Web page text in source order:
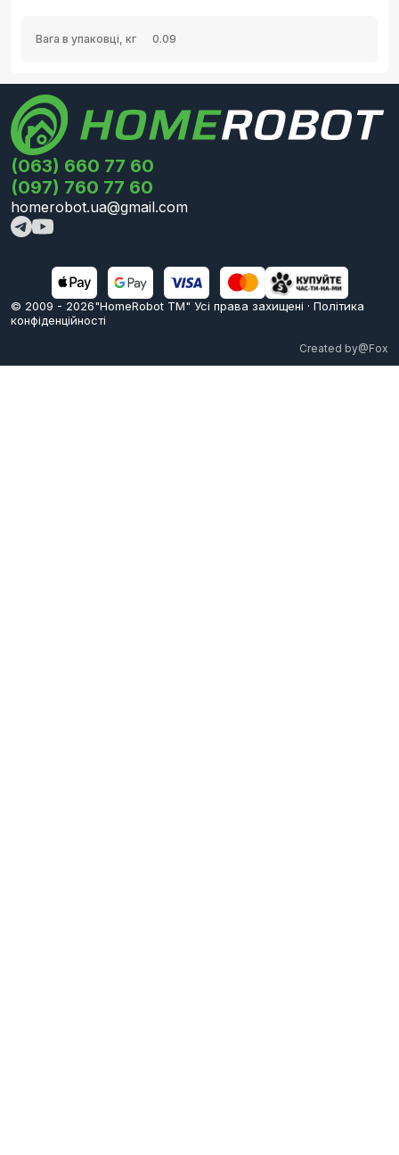
Вага в упаковці, кг 0.09
(063) 660 77 60
(097) 760 77 60
homerobot.ua@gmail.com
© 2009 - 2026"HomeRobot ТМ" Усi права захищені · Політика
конфіденційності
Created by@Fox